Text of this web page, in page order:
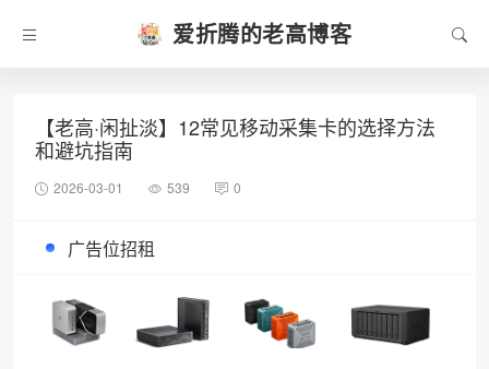
爱折腾的老高博客
【老高·闲扯淡】12常见移动采集卡的选择方法
和避坑指南
2026-03-01 539 0
广告位招租